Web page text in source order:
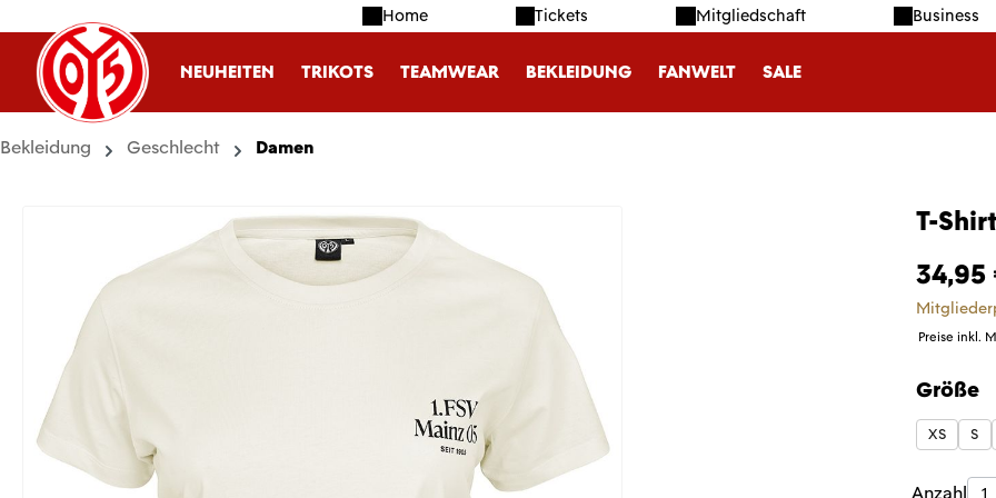
Hauptinhalt springen
Zur Suche springen
Zur Hauptnavigation springen Home Tickets Mitgliedschaft Business
NEUHEITEN TRIKOTS TEAMWEAR BEKLEIDUNG FANWELT SALE
Bekleidung Geschlecht Damen
T-
34,95
Preise inkl.
Größe
XS S
Anzahl